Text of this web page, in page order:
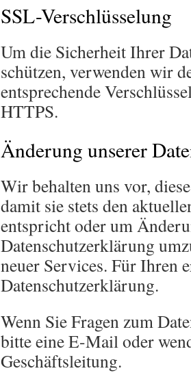
SSL-Verschlüsselung
Um die Sicherheit Ihrer
schützen, verwenden wir
entsprechende
HTTPS.
Änderung unserer
Wir behalten uns vor,
damit sie stets den
entspricht oder um
Datenschutzerklärung
neuer Services. Für Ihren
Datenschutzerklärung.
Wenn Sie Fragen zum
bitte eine E-Mail oder
Geschäftsleitung.